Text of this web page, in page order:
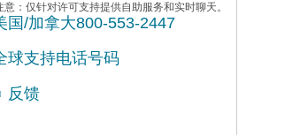
意：仅针对许可支持提供自助服务和实时聊天。
国/加拿大800-553-2447
球支持电话号码
反馈